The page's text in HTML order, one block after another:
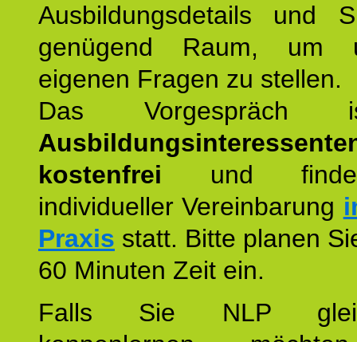
Ausbildungsdetails und
genügend Raum, um
eigenen Fragen zu stellen.
Das
kostenfrei und
individueller Vereinbarung
Praxis statt. Bitte planen
60 Minuten Zeit ein.
Falls Sie NLP